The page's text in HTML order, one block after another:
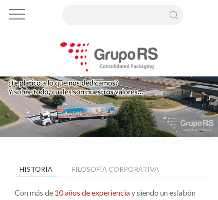
HISTORIA FILOSOFÍA CORPORATIVA
Con más de 10 años de experienciay siendo un eslabón